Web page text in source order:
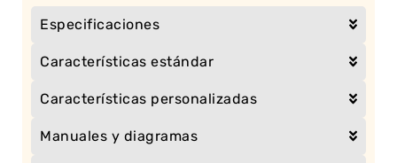
Especificaciones
Características estándar
Características personalizadas
Manuales y diagramas